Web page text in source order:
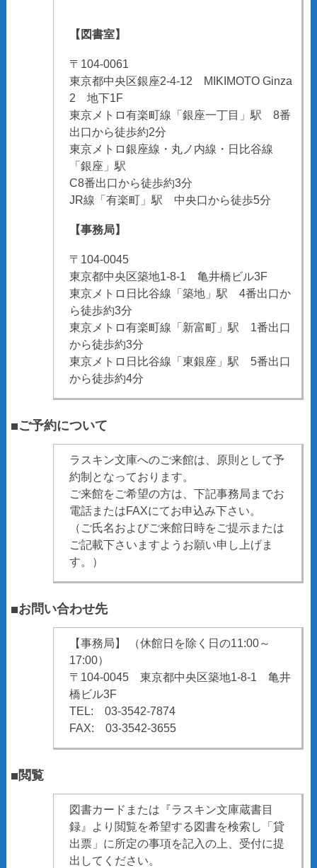
【図書室】
〒104-0061
東京都中央区銀座2-4-12 MIKIMOTO Ginza
2 地下1F
東京メトロ有楽町線「銀座一丁目」駅 8番
出口から徒歩約2分
東京メトロ銀座線・丸ノ内線・日比谷線
「銀座」駅
C8番出口から徒歩約3分
JR線「有楽町」駅 中央口から徒歩5分
【事務局】
〒104-0045
東京都中央区築地1-8-1 亀井橋ビル3F
東京メトロ日比谷線「築地」駅 4番出口か
ら徒歩約3分
東京メトロ有楽町線「新富町」駅 1番出口
から徒歩約3分
東京メトロ日比谷線「東銀座」駅 5番出口
から徒歩約4分
■ご予約について
ラスキン文庫へのご来館は、原則として予
約制となっております。
ご来館をご希望の方は、下記事務局までお
電話またはFAXにてお申込み下さい。
（ご氏名およびご来館日時をご提示または
ご記載下さいますようお願い申し上げま
す。）
■お問い合わせ先
【事務局】 （休館日を除く日の11:00～
17:00）
〒104-0045 東京都中央区築地1-8-1 亀井
橋ビル3F
TEL: 03-3542-7874
FAX: 03-3542-3655
■閲覧
図書カードまたは『ラスキン文庫蔵書目
録』より閲覧を希望する図書を検索し「貸
出票」に所定の事項を記入の上、受付に提
出してください。